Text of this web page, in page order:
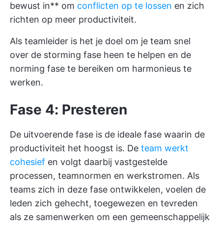
bewust in** om conflicten op te lossen en zich
richten op meer productiviteit.
Als teamleider is het je doel om je team snel
over de storming fase heen te helpen en de
norming fase te bereiken om harmonieus te
werken.
Fase 4: Presteren
De uitvoerende fase is de ideale fase waarin de
productiviteit het hoogst is. De team werkt
cohesief en volgt daarbij vastgestelde
processen, teamnormen en werkstromen. Als
teams zich in deze fase ontwikkelen, voelen de
leden zich gehecht, toegewezen en tevreden
als ze samenwerken om een gemeenschappelijk